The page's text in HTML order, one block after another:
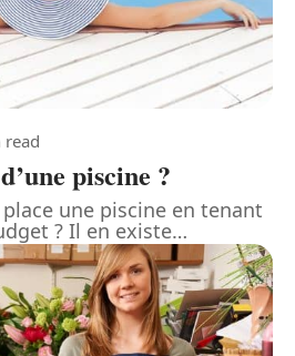
read
piscine ?
une piscine en tenant
? Il en existe…